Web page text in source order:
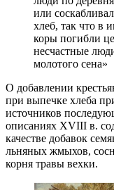
или
хлеб, так что в
коры погибли
несчастные
молотого сена»
О добавлении
при выпечке хлеба
источников
описаниях XVIII в.
качестве добавок
льняных жмыхов,
корня травы вехки.